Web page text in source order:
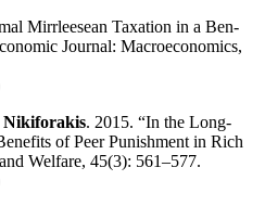
Mirrleesean Taxation in a Ben-
Journal: Macroeconomics,
Nikiforakis. 2015. “In the Long-
of Peer Punishment in Rich
Welfare, 45(3): 561–577.